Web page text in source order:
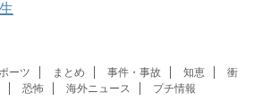
ーツ まとめ 事件・事故 知恵
衝
恐怖 海外ニュース プチ情報